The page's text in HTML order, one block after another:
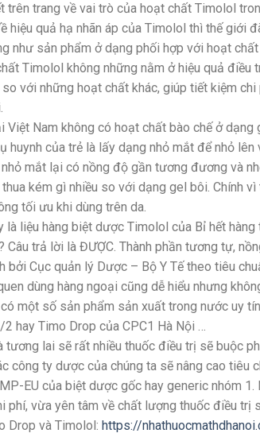
trang về vai trò của hoạt chất Timolol
hiệu quả hạ nhãn áp của Timolol thì thế giới
như sản phẩm ở dạng phối hợp với hoạt
Timolol không những nằm ở hiệu quả điều
với những hoạt chất khác, giúp tiết kiệm chi
Việt Nam không có hoạt chất bào chế ở dạng
huynh của trẻ là lấy dạng nhỏ mắt để nhỏ
mắt lại có nồng độ gần tương đương và
kém gì nhiều so với dạng gel bôi. Chính
tối ưu khi dùng trên da.
là liệu hàng biệt dược Timolol của Bỉ hết
trả lời là ĐƯỢC. Thành phần tương tự,
Cục quản lý Dược – Bộ Y Tế theo tiêu
dùng hàng ngoại cũng dễ hiểu nhưng
một số sản phẩm sản xuất trong nước uy
hay Timo Drop của CPC1 Hà Nội …
tương lai sẽ rất nhiều thuốc điều trị sẽ buộc
công ty dược của chúng ta sẽ nâng cao tiêu
EU của biệt dược gốc hay generic nhóm
vừa yên tâm về chất lượng thuốc điều trị
Drop và Timolol: https://